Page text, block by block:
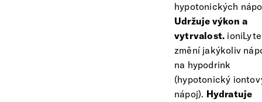
hypotonických
Udržuje výkon a
vytrvalost. ioniLyte
změní jakýkoliv
na hypodrink
(hypotonický
nápoj). Hydratuje